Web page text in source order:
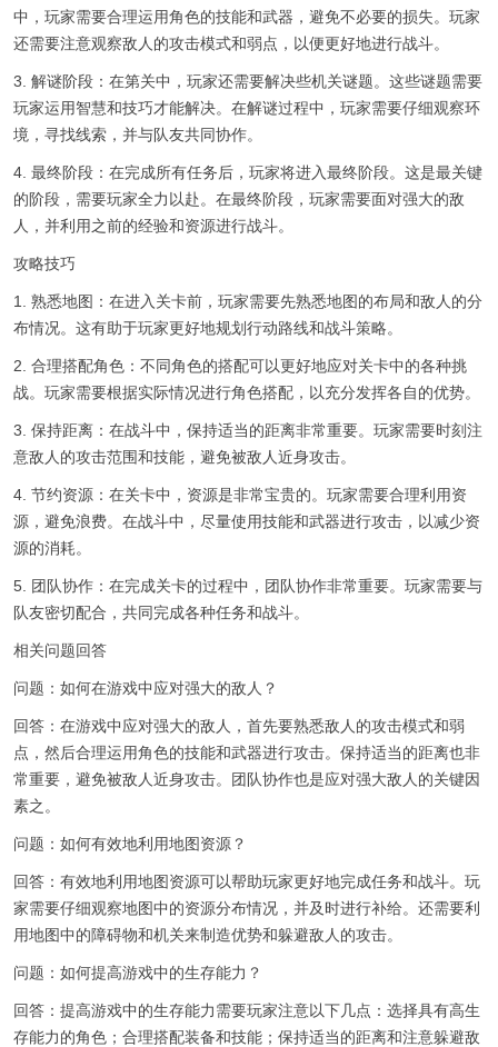
中，玩家需要合理运用角色的技能和武器，避免不必要的损失。玩家
还需要注意观察敌人的攻击模式和弱点，以便更好地进行战斗。
3. 解谜阶段：在第关中，玩家还需要解决些机关谜题。这些谜题需要
玩家运用智慧和技巧才能解决。在解谜过程中，玩家需要仔细观察环
境，寻找线索，并与队友共同协作。
4. 最终阶段：在完成所有任务后，玩家将进入最终阶段。这是最关键
的阶段，需要玩家全力以赴。在最终阶段，玩家需要面对强大的敌
人，并利用之前的经验和资源进行战斗。
攻略技巧
1. 熟悉地图：在进入关卡前，玩家需要先熟悉地图的布局和敌人的分
布情况。这有助于玩家更好地规划行动路线和战斗策略。
2. 合理搭配角色：不同角色的搭配可以更好地应对关卡中的各种挑
战。玩家需要根据实际情况进行角色搭配，以充分发挥各自的优势。
3. 保持距离：在战斗中，保持适当的距离非常重要。玩家需要时刻注
意敌人的攻击范围和技能，避免被敌人近身攻击。
4. 节约资源：在关卡中，资源是非常宝贵的。玩家需要合理利用资
源，避免浪费。在战斗中，尽量使用技能和武器进行攻击，以减少资
源的消耗。
5. 团队协作：在完成关卡的过程中，团队协作非常重要。玩家需要与
队友密切配合，共同完成各种任务和战斗。
相关问题回答
问题：如何在游戏中应对强大的敌人？
回答：在游戏中应对强大的敌人，首先要熟悉敌人的攻击模式和弱
点，然后合理运用角色的技能和武器进行攻击。保持适当的距离也非
常重要，避免被敌人近身攻击。团队协作也是应对强大敌人的关键因
素之。
问题：如何有效地利用地图资源？
回答：有效地利用地图资源可以帮助玩家更好地完成任务和战斗。玩
家需要仔细观察地图中的资源分布情况，并及时进行补给。还需要利
用地图中的障碍物和机关来制造优势和躲避敌人的攻击。
问题：如何提高游戏中的生存能力？
回答：提高游戏中的生存能力需要玩家注意以下几点：选择具有高生
存能力的角色；合理搭配装备和技能；保持适当的距离和注意躲避敌